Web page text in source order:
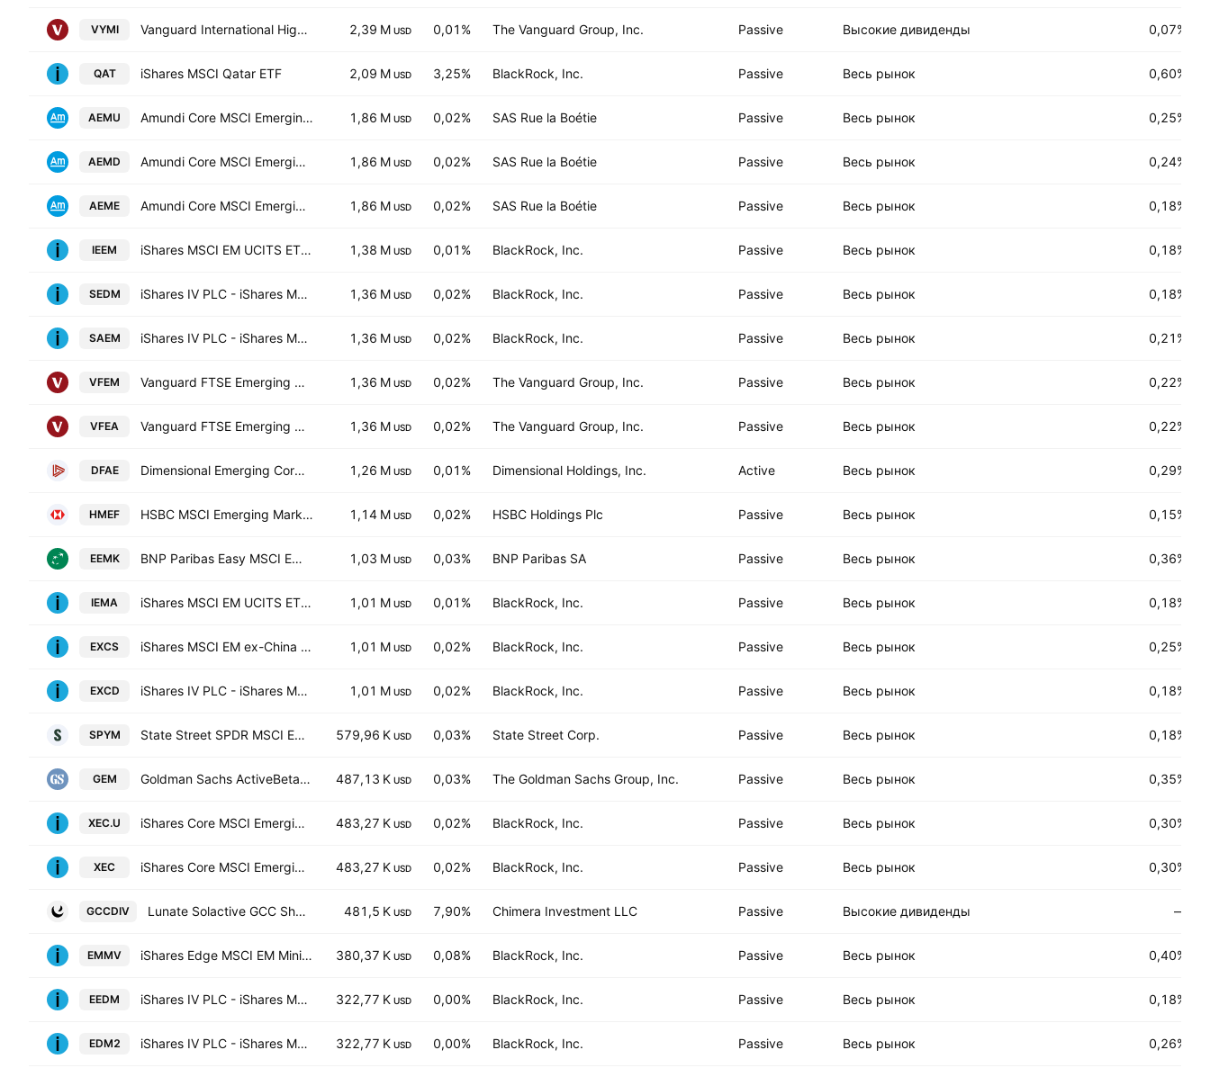
VYMI Vanguard International High Dividend Yield ETF 2,39 M USD 0,01% The Vanguard Group, Inc. Passive Высокие дивиденды 0,07%
QAT iShares MSCI Qatar ETF 2,09 M USD 3,25% BlackRock, Inc. Passive Весь рынок 0,60%
AEMU Amundi Core MSCI Emerging Markets -UCITS ETF DR- Distribution 1,86 M USD 0,02% SAS Rue la Boétie Passive Весь рынок 0,25%
AEMD Amundi Core MSCI Emerging Markets -UCITS ETF DR- Distribution 1,86 M USD 0,02% SAS Rue la Boétie Passive Весь рынок 0,24%
AEME Amundi Core MSCI Emerging Markets -UCITS ETF DR- Capitalisation 1,86 M USD 0,02% SAS Rue la Boétie Passive Весь рынок 0,18%
IEEM iShares MSCI EM UCITS ETF USD (Dist) 1,38 M USD 0,01% BlackRock, Inc. Passive Весь рынок 0,18%
SEDM iShares IV PLC - iShares MSCI EM IMI Screened UCITS ETF Unhedged USD 1,36 M USD 0,02% BlackRock, Inc. Passive Весь рынок 0,18%
SAEM iShares IV PLC - iShares MSCI EM IMI Screened UCITS ETF AccumUnhedged USD 1,36 M USD 0,02% BlackRock, Inc. Passive Весь рынок 0,21%
VFEM Vanguard FTSE Emerging Markets UCITS ETF 1,36 M USD 0,02% The Vanguard Group, Inc. Passive Весь рынок 0,22%
VFEA Vanguard FTSE Emerging Markets UCITS ETF AccumUSD 1,36 M USD 0,02% The Vanguard Group, Inc. Passive Весь рынок 0,22%
DFAE Dimensional Emerging Core Equity Market ETF 1,26 M USD 0,01% Dimensional Holdings, Inc. Active Весь рынок 0,29%
HMEF HSBC MSCI Emerging Markets UCITS ETF 1,14 M USD 0,02% HSBC Holdings Plc Passive Весь рынок 0,15%
EEMK BNP Paribas Easy MSCI Emerging Min TE 1,03 M USD 0,03% BNP Paribas SA Passive Весь рынок 0,36%
IEMA iShares MSCI EM UCITS ETF USD (Acc) 1,01 M USD 0,01% BlackRock, Inc. Passive Весь рынок 0,18%
EXCS iShares MSCI EM ex-China UCITS ETF 1,01 M USD 0,02% BlackRock, Inc. Passive Весь рынок 0,25%
EXCD iShares IV PLC - iShares MSCI EM ex-China UCITS ETF USD 1,01 M USD 0,02% BlackRock, Inc. Passive Весь рынок 0,18%
SPYM State Street SPDR MSCI Emerging Markets UCITS ETF Accum.Shs USD 579,96 K USD 0,03% State Street Corp. Passive Весь рынок 0,18%
GEM Goldman Sachs ActiveBeta Emerging Markets Equity ETF 487,13 K USD 0,03% The Goldman Sachs Group, Inc. Passive Весь рынок 0,35%
XEC.U iShares Core MSCI Emerging Markets IMI Index ETF Trust Units 483,27 K USD 0,02% BlackRock, Inc. Passive Весь рынок 0,30%
XEC iShares Core MSCI Emerging Markets IMI Index ETF 483,27 K USD 0,02% BlackRock, Inc. Passive Весь рынок 0,30%
GCCDIV Lunate Solactive GCC Shariah Dividend ETF 481,5 K USD 7,90% Chimera Investment LLC Passive Высокие дивиденды —
EMMV iShares Edge MSCI EM Minimum Volatility UCITS ETF 380,37 K USD 0,08% BlackRock, Inc. Passive Весь рынок 0,40%
EEDM iShares IV PLC - iShares MSCI EM CTB Enhanced ESG UCITS ETF Unhedged USD 322,77 K USD 0,00% BlackRock, Inc. Passive Весь рынок 0,18%
EDM2 iShares IV PLC - iShares MSCI EM CTB Enhanced ESG UCITS ETF Accum Shs Unhedged USD 322,77 K USD 0,00% BlackRock, Inc. Passive Весь рынок 0,26%